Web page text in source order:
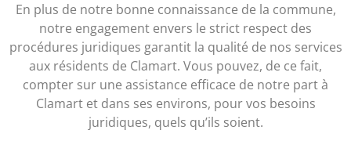
En plus de notre bonne connaissance de la commune,
notre engagement envers le strict respect des
procédures juridiques garantit la qualité de nos services
aux résidents de Clamart. Vous pouvez, de ce fait,
compter sur une assistance efficace de notre part à
Clamart et dans ses environs, pour vos besoins
juridiques, quels qu’ils soient.